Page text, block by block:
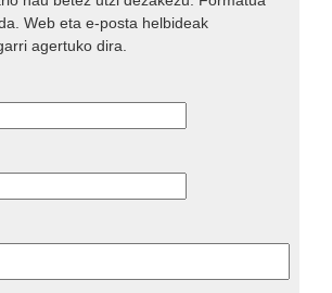
Web eta e-posta helbideak
agertuko dira.